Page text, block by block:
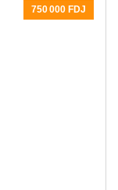
750 000 FDJ